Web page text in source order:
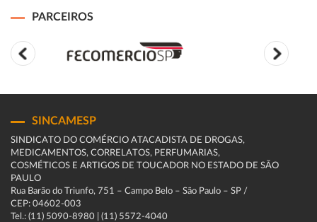
PARCEIROS
SINCAMESP
SINDICATO DO COMÉRCIO ATACADISTA DE DROGAS,
MEDICAMENTOS, CORRELATOS, PERFUMARIAS,
COSMÉTICOS E ARTIGOS DE TOUCADOR NO ESTADO DE SÃO
PAULO
Rua Barão do Triunfo, 751 – Campo Belo – São Paulo – SP /
CEP: 04602-003
Tel.: (11) 5090-8980 | (11) 5572-4040